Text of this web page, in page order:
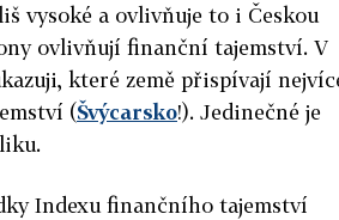
vysoké a ovlivňuje to i Českou
ovlivňují finanční tajemství. V
které země přispívají
(Švýcarsko!). Jedinečné je
Indexu finančního tajemství